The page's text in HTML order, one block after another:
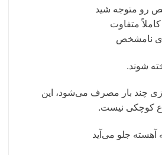
رو متوجه شید
متفاوت
نامشخص
شوند.
چند بار مصرف می‌شود، این
کوچکی نیست.
جلو می‌آید